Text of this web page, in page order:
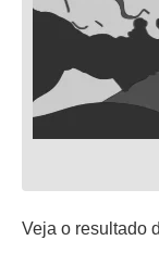
Veja o resultado